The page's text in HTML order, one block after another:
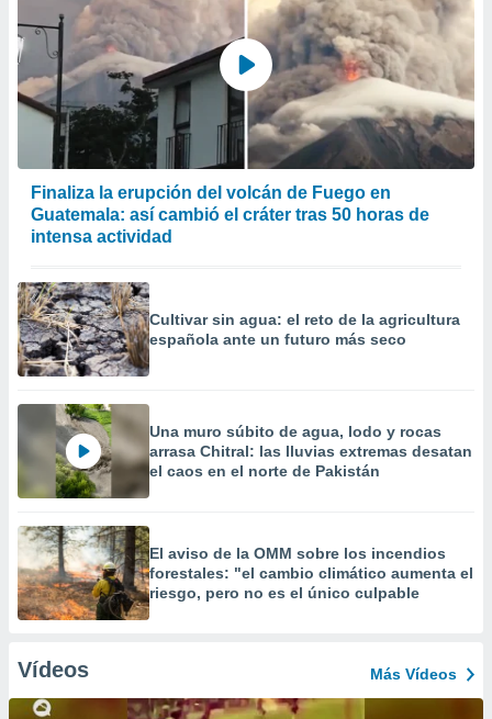
Finaliza la erupción del volcán de Fuego en
Guatemala: así cambió el cráter tras 50 horas de
intensa actividad
Cultivar sin agua: el reto de la agricultura
española ante un futuro más seco
Una muro súbito de agua, lodo y rocas
arrasa Chitral: las lluvias extremas desatan
el caos en el norte de Pakistán
El aviso de la OMM sobre los incendios
forestales: "el cambio climático aumenta el
riesgo, pero no es el único culpable
Vídeos Más Vídeos